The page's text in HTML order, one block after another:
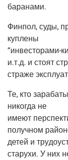
баранами.
Фин­пол, суды,
куплены
“инве­сто­ра­ми-
и.т.д. и сто­ят
стра­же
Те, кто
нико­гда не
име­ют
по­луч­ном
детей и
ста­ру­хи. У них